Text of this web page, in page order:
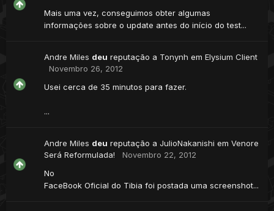
Mais uma vez, conseguimos obter algumas
informações sobre o update antes do início do test...
Andre Miles deu reputação a Tonynh em Elysium Client
Novembro 26, 2012
Usei cerca de 35 minutos para fazer.
...
Andre Miles deu reputação a JulioNakanishi em Venore
Será Reformulada!
Novembro 22, 2012
No
FaceBook Oficial do Tibia foi postada uma screenshot...